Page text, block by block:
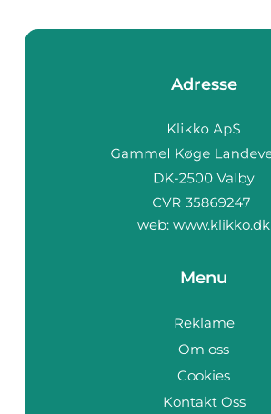
Adresse
web: www.klikko.dk
Menu
Reklame
Om oss
Cookies
Kontakt Oss